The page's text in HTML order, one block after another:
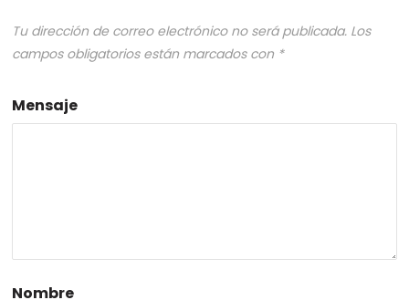
Tu dirección de correo electrónico no será publicada. Los
campos obligatorios están marcados con *
Mensaje
Nombre